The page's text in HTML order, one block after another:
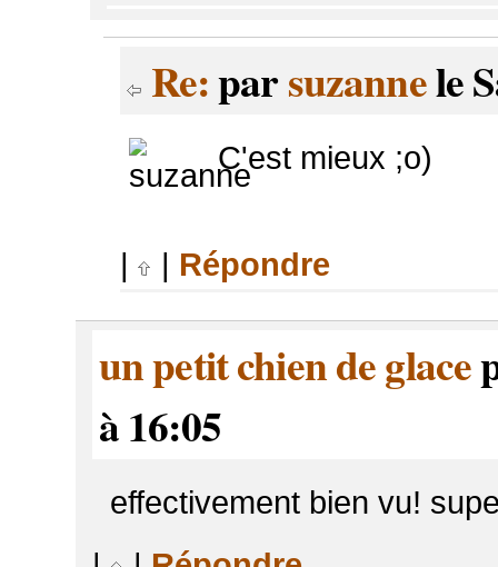
Re:parsuzannele
C'est mieux ;o)
| | Répondre
un petit chien de glace
à 16:05
effectivement bien vu!